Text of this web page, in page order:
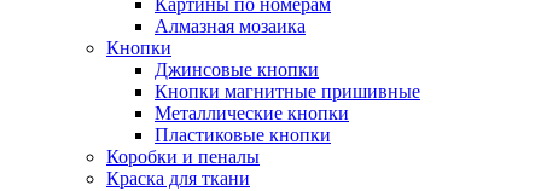
Алмазная мозаика
Кнопки
Джинсовые кнопки
Кнопки магнитные пришивные
Металлические кнопки
Пластиковые кнопки
Коробки и пеналы
Краска для ткани